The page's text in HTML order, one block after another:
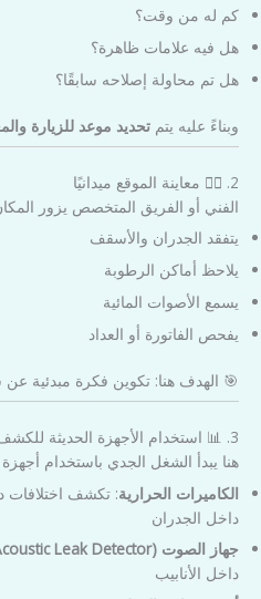
كم له من وقت؟
هل فيه علامات ظاهرة؟
هل تم محاولة إصلاحه سابقًا؟
وبناءً عليه يتم تحديد موعد للزيارة
2. 👷‍♂️ معاينة الموقع ميدانيًا
الفني أو الفريق المتخصص يزور
يتفقد الجدران والأسقف
يلاحظ أماكن الرطوبة
يسمع الأصوات المائية
يفحص الفاتورة أو العداد
🎯 الهدف هنا: تكوين فكرة مبدئية
3. 📊 استخدام الأجهزة الحديثة للكشف
هنا يبدأ الشغل الجدي باستخدام
الكاميرات الحرارية: تكشف اختلافات
داخل الجدران
جهاز الصوت (Acoustic Leak Detector)
داخل الأنابيب